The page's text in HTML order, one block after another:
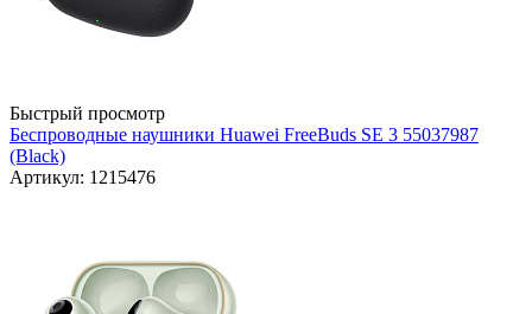
Быстрый просмотр
Беспроводные наушники Huawei FreeBuds SE 3 55037987
(Black)
Артикул: 1215476